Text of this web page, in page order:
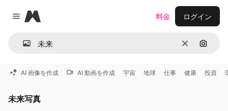
Close menu
Magnific
消去 画像で
料金 ログイン
AI 画像を作成 AI 動画を作成 宇宙 地球 仕事 健康 投資
未来写真